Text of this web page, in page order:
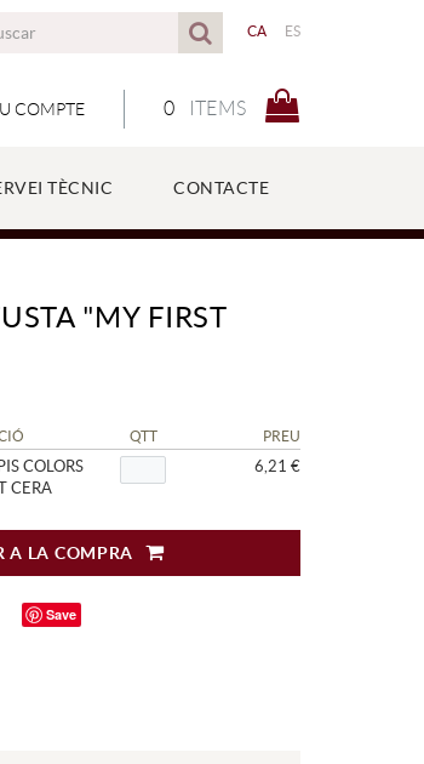
CA ES
0 ITEMS
COMPTE
TÈCNIC CONTACTE
"MY FIRST
QTT PREU
COLORS
CERA
6,21 €
A LA COMPRA
Save